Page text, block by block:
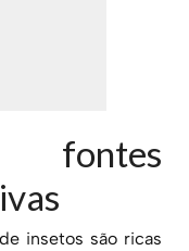
fontes
insetos são ricas